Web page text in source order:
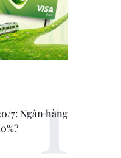
7: Ngân hàng